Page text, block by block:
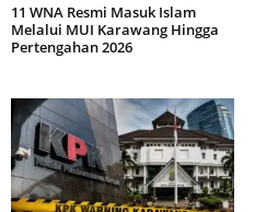
11 WNA Resmi Masuk Islam
Melalui MUI Karawang Hingga
Pertengahan 2026